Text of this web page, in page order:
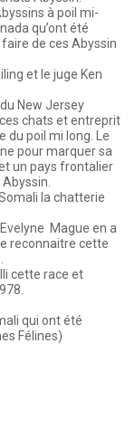
à poil mi-
qu’ont été
de ces Abyssin
et le juge Ken
New Jersey
chats et entreprit
du poil mi long. Le
pour marquer sa
un pays frontalier
la chatterie
Mague en a
reconnaitre cette
cette race et
qui ont été
Félines)